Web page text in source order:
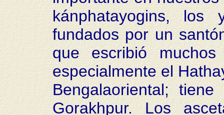
kánphatayogins, los
fundados por un
que escribió
especialmente el
Bengalaoriental;
Gorakhpur. Los